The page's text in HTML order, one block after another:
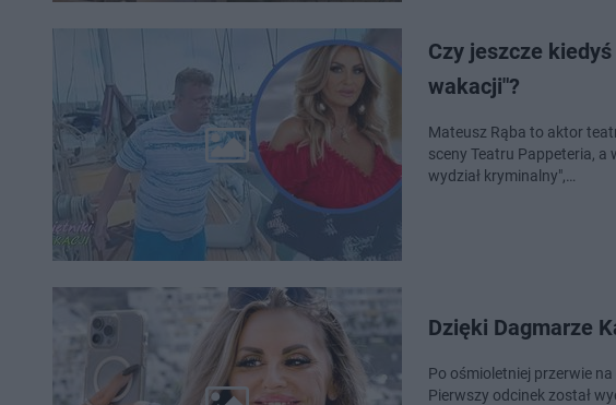
Czy jeszcze
wakacji"?
Mateusz Rąba to aktor
sceny Teatru Pappeteria,
wydział kryminalny",…
Dzięki Dagmarze
Po ośmioletniej przerwie
Pierwszy odcinek został